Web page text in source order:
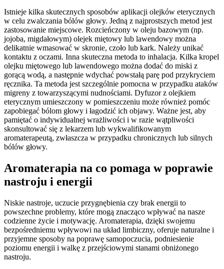
Istnieje kilka skutecznych sposobów aplikacji olejków eterycznych
w celu zwalczania bólów głowy. Jedną z najprostszych metod jest
zastosowanie miejscowe. Rozcieńczony w oleju bazowym (np.
jojoba, migdałowym) olejek miętowy lub lawendowy można
delikatnie wmasować w skronie, czoło lub kark. Należy unikać
kontaktu z oczami. Inna skuteczna metoda to inhalacja. Kilka kropel
olejku miętowego lub lawendowego można dodać do miski z
gorącą wodą, a następnie wdychać powstałą parę pod przykryciem
ręcznika. Ta metoda jest szczególnie pomocna w przypadku ataków
migreny z towarzyszącymi nudnościami. Dyfuzor z olejkiem
eterycznym umieszczony w pomieszczeniu może również pomóc
zapobiegać bólom głowy i łagodzić ich objawy. Ważne jest, aby
pamiętać o indywidualnej wrażliwości i w razie wątpliwości
skonsultować się z lekarzem lub wykwalifikowanym
aromaterapeutą, zwłaszcza w przypadku chronicznych lub silnych
bólów głowy.
Aromaterapia na co pomaga w poprawie
nastroju i energii
Niskie nastroje, uczucie przygnębienia czy brak energii to
powszechne problemy, które mogą znacząco wpływać na nasze
codzienne życie i motywację. Aromaterapia, dzięki swojemu
bezpośredniemu wpływowi na układ limbiczny, oferuje naturalne i
przyjemne sposoby na poprawę samopoczucia, podniesienie
poziomu energii i walkę z przejściowymi stanami obniżonego
nastroju.